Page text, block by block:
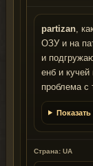
partizan ,
ОЗУ и на
и
енб и
проблема с
Страна: UA